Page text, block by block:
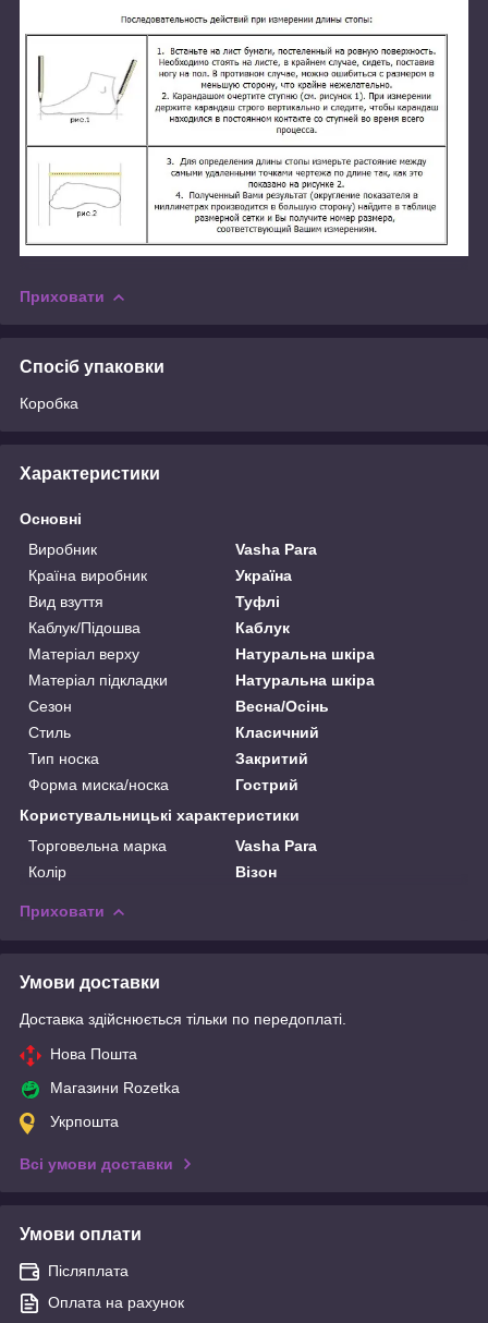
Приховати
Спосіб упаковки
Коробка
Характеристики
Основні
Виробник
Vasha Para
Країна виробник
Україна
Вид взуття
Туфлі
Каблук/Підошва
Каблук
Матеріал верху
Натуральна шкіра
Матеріал підкладки
Натуральна шкіра
Сезон
Весна/Осінь
Стиль
Класичний
Тип носка
Закритий
Форма миска/носка
Гострий
Користувальницькі характеристики
Торговельна марка
Vasha Para
Колір
Візон
Приховати
Умови доставки
Доставка здійснюється тільки по передоплаті.
Нова Пошта
Магазини Rozetka
Укрпошта
Всі умови доставки
Умови оплати
Післяплата
Оплата на рахунок